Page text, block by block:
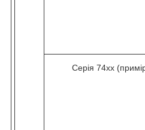
Серія 74хх